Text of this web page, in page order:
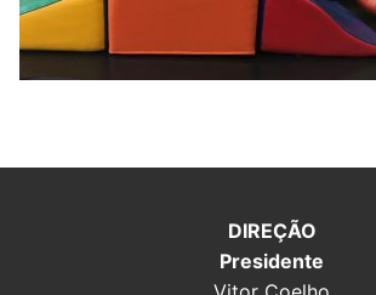
DIREÇÃO
Presidente